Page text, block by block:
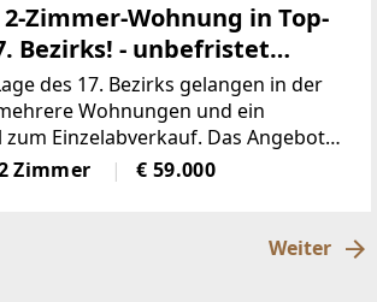
Zimmer-Wohnung in Top-
Bezirks! - unbefristet
des 17. Bezirks gelangen in der
Wohnungen und ein
zum Einzelabverkauf. Das Angebot
unbefristet und befristet
einige leerstehende Einheiten mit
Zimmer € 59.000
Weiter